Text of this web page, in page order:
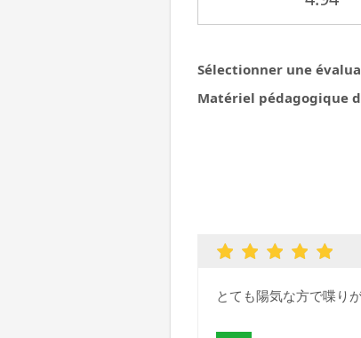
Sélectionner une
Matériel pédagogique
とても陽気な方で喋り